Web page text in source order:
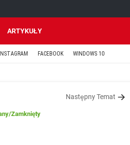
ARTYKUŁY
INSTAGRAM FACEBOOK WINDOWS 10
Następny Temat
/Zamknięty